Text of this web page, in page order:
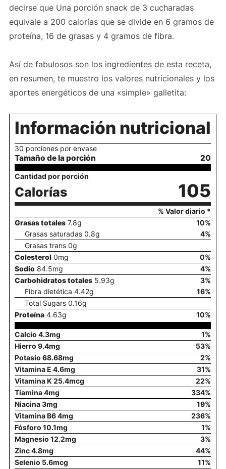
decirse que Una porción snack de 3 cucharadas
equivale a 200 calorías que se divide en 6 gramos de
proteína, 16 de grasas y 4 gramos de fibra.
Así de fabulosos son los ingredientes de esta receta,
en resumen, te muestro los valores nutricionales y los
aportes energéticos de una «simple» galletita:
Información nutricional
30 porciones por envase
Tamaño de la porción 20
Cantidad por porción
Calorías 105
% Valor diario *
Grasas totales 7.8g 10%
Grasas saturadas 0.8g 4%
Grasas trans 0g
Colesterol 0mg 0%
Sodio 84.5mg 4%
Carbohidratos totales 5.93g 3%
Fibra dietética 4.42g 16%
Total Sugars 0.16g
Proteína 4.63g 10%
Calcio 4.3mg 1%
Hierro 9.4mg 53%
Potasio 68.68mg 2%
Vitamina E 4.6mg 31%
Vitamina K 25.4mcg 22%
Tiamina4mg 334%
Niacina3mg 19%
Vitamina B64mg 236%
Fósforo 10.1mg 1%
Magnesio 12.2mg 3%
Zinc4.8mg 44%
Selenio 5.6mcg 11%